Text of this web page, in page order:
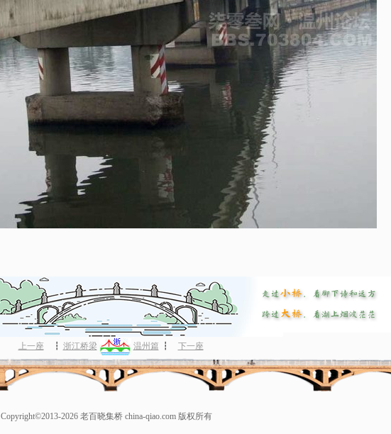
上一座 ┇ 浙江桥梁 温州篇 ┇ 下一座
Copyright©2013-2026 老百晓集桥 china-qiao.com 版权所有